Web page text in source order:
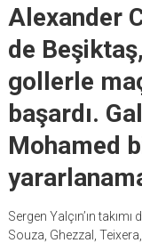
Alexander
de
gollerle
başardı.
Mohamed
Sergen Yalçın’ın
Souza, Ghezzal,